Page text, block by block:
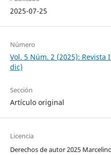
2025-07-25
Número
Vol. 5 Núm. 2 (2025):
dic)
Sección
Artículo original
Licencia
Derechos de autor 2025